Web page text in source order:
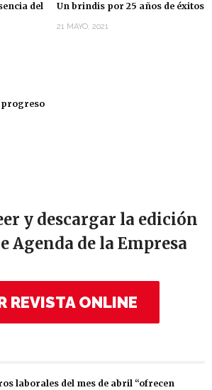
del
Un brindis por 25 años de éxitos
21 MAYO, 2021
progreso
y descargar la edición
Agenda de la Empresa
REVISTA ONLINE
laborales del mes de abril “ofrecen